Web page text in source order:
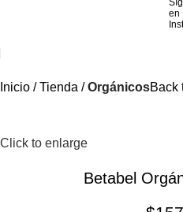
Inicio Tienda OrgánicosBack
Click to enlarge
Betabel